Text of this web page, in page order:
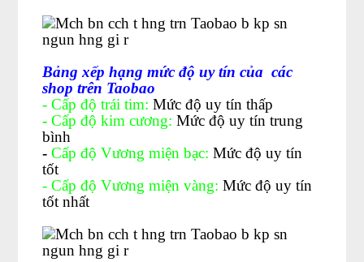
Bảng xếp hạng mức độ uy tín của các
shop trên Taobao
- Cấp độ trái tim:Mức độ uy tín thấp
- Cấp độ kim cương: Mức độ uy tín trung
bình
- Cấp độ Vương miện bạc: Mức độ uy tín
tốt
- Cấp độ Vương miện vàng: Mức độ uy tín
tốt nhất